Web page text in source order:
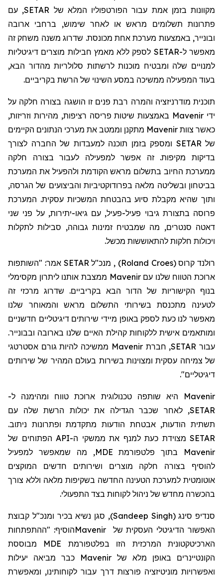
מקוונות בזמן אמת עבור הפורטפוליו המלא של SETAR, עם
פתרונות תשלומים מראש או לאחר שימוש, ברחבי ארובה
ובונייר, באמצעות מערכת אחת מכונסת. שדרוג משנה משחק זה
מאפשר ל-SETAR לספק ללא מאמץ חבילות מוצרים דיגיטליות
למנויים שלה ומבטיח מוכנות לרשתות סלולריות מהדור הבא,
בעוד המפעילה ממשיכה במסע השינוי של הרשת בקריביים.
תוכנית מודרניזציה והמרה רבת פנים זו הושגה בצורה חלקה על
ידי Mavenir באמצעות שיטות פריסה רציפות, מהירות וזריזות,
כאשר צוות Mavenir מתקנן וממטב את מערכי הנתונים הקיימים
שלSETAR ומספק בזמן תוכנה למעבדות של החברה לצורך
בדיקות מקיפות. זה אפשר למפעילה לעבור בצורה חלקה
ממערכת החיוב בתשלום מראש הקודמת ולהפעיל את המערכת
בביטחון ובשליטה מלאה בפרודוקטיביות והביצועים של הגרסה,
ותוך שהיא מקבלת סיוע בהבטחת המשכיות עסקית. המערכת
פרוסה בתצורת גיבוי פעיל-פעיל, עם גיאו-יתירות, על פני שני
דאטה סנטרים, מה שמבטיח זמינות גבוהה, סבילות לתקלות
ויכולות חלקות להתאוששות מכשל.
רולנד קרוס (Roland Croes
)
, מנכ"ל SETAR אמר: "השותפות
ארוכת הטווח שלנו עם Mavenir ממצבת אותנו ליתרון מקסימלי
בנוף הקישוריות של הדור הבא בקריביים. שדרוג מרכזי זה
לטעינה מתכנסת בשירותי התשלום מראש והמאוחר שלנו
מאפשר לנו כעת לספק באופן מיידי שירותים דיגיטליים חדשניים
ומותאמים אישית ללקוחות קהילת האיים שלנו בארובה ובבונייר.
עבור SETAR,
חברת
Mavenir ממשיכה להיות גורם אסטרטגי
של צמיחה עסקית ומצוינות בשירות בעולם המהיר של שירותים
דיגיטליים".
Mavenir היא שותפה טכנולוגית ארוכת טווח ומהימנה ל-
SETAR, לאחר שכבר הגדילה את יכולות הרשת שלה עם
תשתית הודעות, אבטחת הודעות מתקדמת ופתרונות ניתוב.
SETAR מצוידת כעת למנף את ממשקי ה-API הפתוחים של
Mavenir בתוך פלטפורמת MDE, מה שמאפשר למפעיל
להוסיף בצורה חלקה מוצרים ושירותים חדשים המוקצים
אוטומטית למערכת הטעינה החדשה בשקיפות מלאה וללא צורך
בהכשרה מחדש של ניהול לקוחות בצד התפעולי.
סנדיפ סינג(
Sandeep Singh
), סגן נשיא בכיר ומנכ"ל קבוצת
האפשור הדיגיטלי העסקית של
Mavenirהוסיף: "ההתפתחות
הארכיטקטונית המרכזית הזו בפלטפורמת MDE
מבוססת
הקונטיינרים באופן מלא של Mavenir כבר מביאה יעילות
ואפשרויות מוניטיזציה פורצות דרך עבור לקוחותינו, ומאפשרת